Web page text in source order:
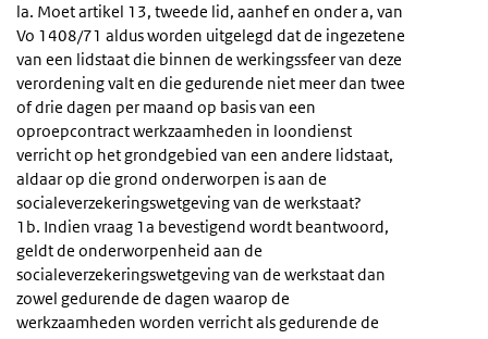
la. Moet artikel 13, tweede lid, aanhef en onder a, van
Vo 1408/71 aldus worden uitgelegd dat de ingezetene
van een lidstaat die binnen de werkingssfeer van deze
verordening valt en die gedurende niet meer dan twee
of drie dagen per maand op basis van een
oproepcontract werkzaamheden in loondienst
verricht op het grondgebied van een andere lidstaat,
aldaar op die grond onderworpen is aan de
socialeverzekeringswetgeving van de werkstaat?
1b. Indien vraag 1a bevestigend wordt beantwoord,
geldt de onderworpenheid aan de
socialeverzekeringswetgeving van de werkstaat dan
zowel gedurende de dagen waarop de
werkzaamheden worden verricht als gedurende de